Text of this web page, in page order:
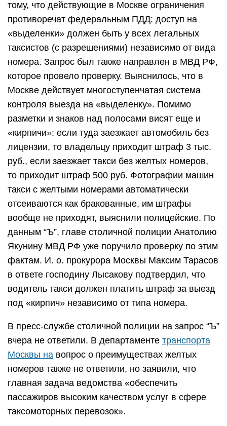
тому, что действующие в Москве ограничения
противоречат федеральным ПДД: доступ на
«выделенки» должен быть у всех легальных
таксистов (с разрешениями) независимо от вида
номера. Запрос был также направлен в МВД РФ,
которое провело проверку. Выяснилось, что в
Москве действует многоступенчатая система
контроля выезда на «выделенку». Помимо
разметки и знаков над полосами висят еще и
«кирпичи»: если туда заезжает автомобиль без
лицензии, то владельцу приходит штраф 3 тыс.
руб., если заезжает такси без желтых номеров,
то приходит штраф 500 руб. Фотографии машин
такси с желтыми номерами автоматически
отсеиваются как бракованные, им штрафы
вообще не приходят, выяснили полицейские. По
данным “Ъ”, главе столичной полиции Анатолию
Якунину МВД РФ уже поручило проверку по этим
фактам. И. о. прокурора Москвы Максим Тарасов
в ответе господину Лысакову подтвердил, что
водитель такси должен платить штраф за выезд
под «кирпич» независимо от типа номера.
В пресс-службе столичной полиции на запрос “Ъ”
вчера не ответили. В департаменте транспорта
Москвы на вопрос о преимуществах желтых
номеров также не ответили, но заявили, что
главная задача ведомства «обеспечить
пассажиров высоким качеством услуг в сфере
таксомоторных перевозок».